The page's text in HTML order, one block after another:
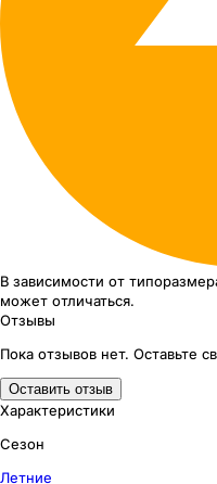
В зависимости от
может отличаться.
Отзывы
Пока отзывов нет. Оставьте
Оставить отзыв
Характеристики
Сезон
Летние